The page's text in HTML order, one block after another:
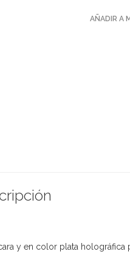
AÑADIR A
y en color plata holográfica